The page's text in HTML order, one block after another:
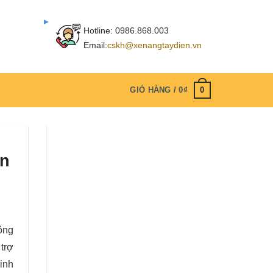
Hotline: 0986.868.003
Email:cskh@xenangtaydien.vn
GIỎ HÀNG /0₫ 0